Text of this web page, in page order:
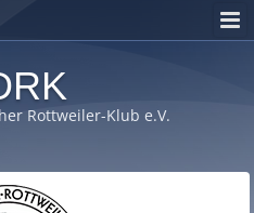
Rottweiler-Klub e.V.